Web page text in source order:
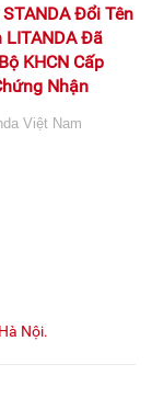
STANDA Đổi Tên
LITANDA Đã
KHCN Cấp
Nhận
Việt Nam
Nội.